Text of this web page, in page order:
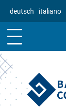
deutsch italiano